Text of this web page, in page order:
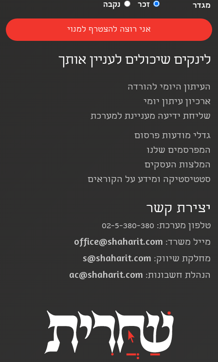
מגדר
זכר נקבה
לינקים שיכולים לעניין אותך
העיתון היומי להורדה
ארכיון עיתון יומי
שליחת ידיעה מעניינת למערכת
גדלי מודעות פרסום
המפרסמים שלנו
המלצות העסקים
סטטיסטיקה ומידע על הקוראים
יצירת קשר
טלפון מערכת: 02-5-380-380
מייל משרד: office@shaharit.com
מחלקת שיווק: s@shaharit.com
הנהלת חשבונות: ac@shaharit.com